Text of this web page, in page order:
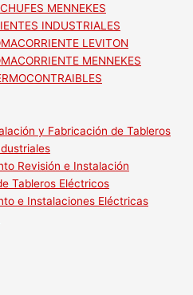
MENNEKES
INDUSTRIALES
LEVITON
MENNEKES
y Fabricación de Tableros
Revisión e Instalación
Tableros Eléctricos
e Instalaciones Eléctricas